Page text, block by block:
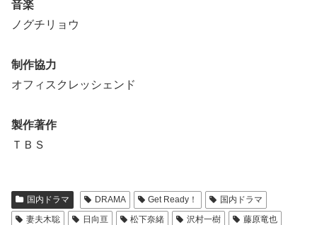
音楽
ノグチリョウ
制作協力
オフィスクレッシェンド
製作著作
ＴＢＳ
国内ドラマ DRAMA Get Ready！
国内ドラマ
妻夫木聡
日向亘 松下奈緒 沢村一樹 藤原竜也